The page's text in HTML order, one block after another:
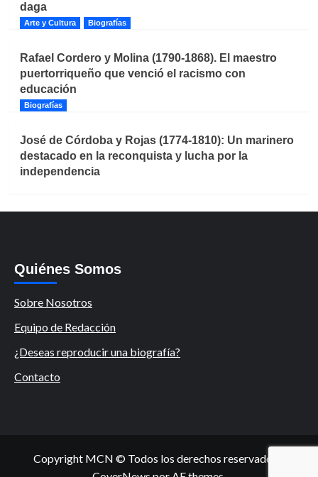
daga
Arte y Cultura Biografías
Rafael Cordero y Molina (1790-1868). El maestro
puertorriqueño que venció el racismo con
educación
Biografías
José de Córdoba y Rojas (1774-1810): Un marinero
destacado en la reconquista y lucha por la
independencia
Quiénes Somos
Sobre Nosotros
Equipo de Redacción
¿Deseas reproducir una biografía?
Contacto
Copyright MCN © Todos los derechos reservados.